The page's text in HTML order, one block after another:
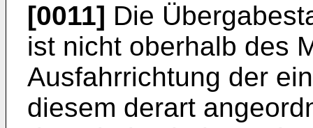
[0011] Die
ist nicht oberhalb des
Ausfahrrichtung der
diesem derart